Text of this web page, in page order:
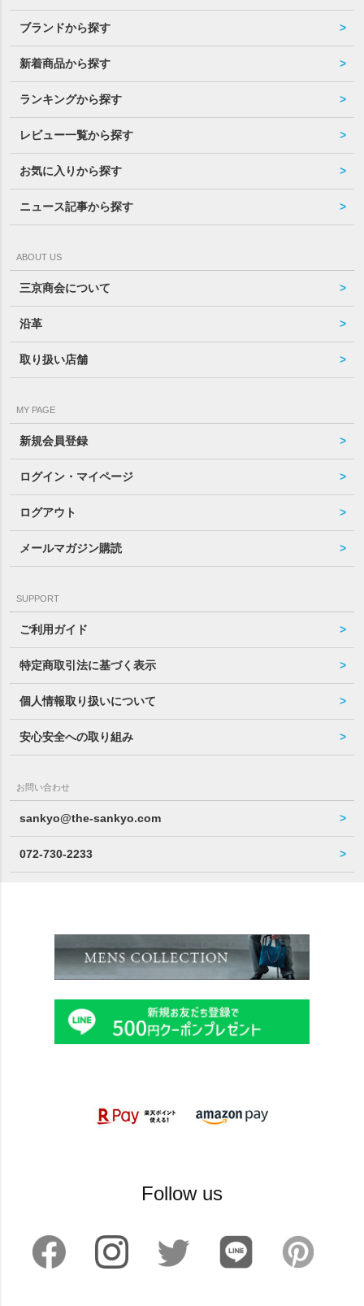
ブランドから探す
新着商品から探す
ランキングから探す
レビュー一覧から探す
お気に入りから探す
ニュース記事から探す
ABOUT US
三京商会について
沿革
取り扱い店舗
MY PAGE
新規会員登録
ログイン・マイページ
ログアウト
メールマガジン購読
SUPPORT
ご利用ガイド
特定商取引法に基づく表示
個人情報取り扱いについて
安心安全への取り組み
お問い合わせ
sankyo@the-sankyo.com
072-730-2233
Follow us